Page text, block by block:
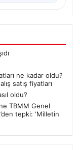
ne kadar oldu?
satış fiyatları
oldu?
TBMM Genel
tepki: ‘Milletin